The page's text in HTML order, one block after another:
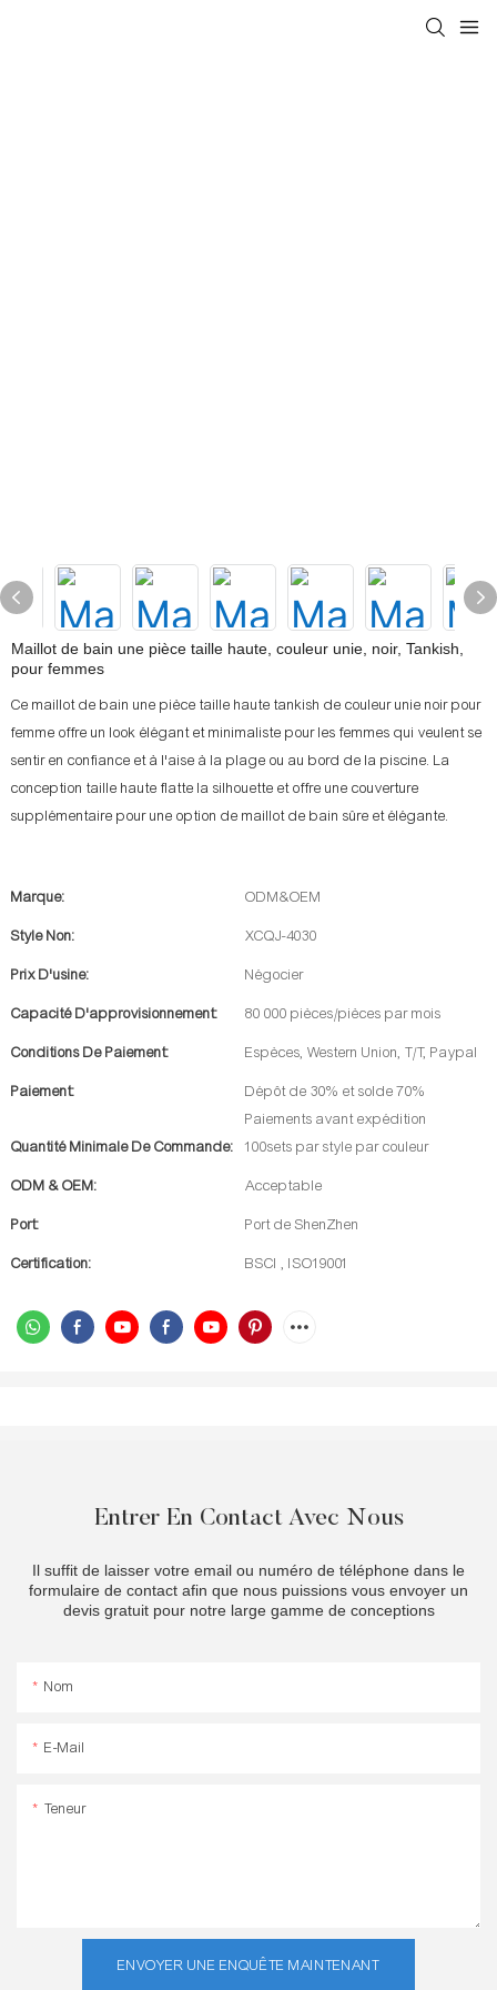
Maillot de bain une pièce taille haute, couleur unie, noir, Tankish,
pour femmes
Ce maillot de bain une pièce taille haute tankish de couleur unie noir pour
femme offre un look élégant et minimaliste pour les femmes qui veulent se
sentir en confiance et à l'aise à la plage ou au bord de la piscine. La
conception taille haute flatte la silhouette et offre une couverture
supplémentaire pour une option de maillot de bain sûre et élégante.
Marque: ODM&OEM
Style Non: XCQJ-4030
Prix D'usine: Négocier
Capacité D'approvisionnement: 80 000 pièces/pièces par mois
Conditions De Paiement: Espèces, Western Union, T/T, Paypal
Paiement:
Dépôt de 30% et solde 70%
Paiements avant expédition
Quantité Minimale De Commande:
100sets par style par couleur
ODM & OEM: Acceptable
Port: Port de ShenZhen
Certification: BSCI , ISO19001
Entrer En Contact Avec Nous
Il suffit de laisser votre email ou numéro de téléphone dans le
formulaire de contact afin que nous puissions vous envoyer un
devis gratuit pour notre large gamme de conceptions
Nom
E-Mail
Teneur
ENVOYER UNE ENQUÊTE MAINTENANT